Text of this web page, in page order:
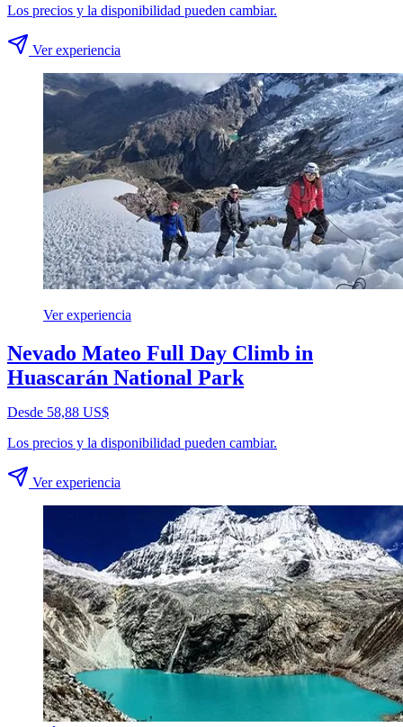
Los precios y la disponibilidad pueden cambiar.
Ver experiencia
Ver experiencia
Nevado Mateo Full Day Climb in
Huascarán National Park
Desde 58,88 US$
Los precios y la disponibilidad pueden cambiar.
Ver experiencia